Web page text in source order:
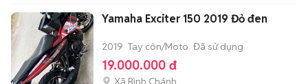
Yamaha Exciter 150 2019 Đỏ đen
2019 Tay côn/Moto Đã sử dụng
19.000.000 đ
Xã Bình Chánh